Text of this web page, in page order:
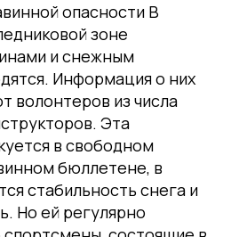
опасности В
зоне
и снежным
Информация о них
волонтеров из числа
Эта
в свободном
бюллетене, в
стабильность снега и
Но ей регулярно